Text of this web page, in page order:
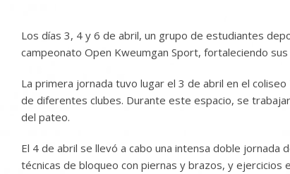
Los días 3, 4 y 6 de abril, un grupo de estudiantes
campeonato Open Kweumgan Sport, fortaleciendo
La primera jornada tuvo lugar el 3 de abril en el
de diferentes clubes. Durante este espacio, se
del pateo.
El 4 de abril se llevó a cabo una intensa doble
técnicas de bloqueo con piernas y brazos, y